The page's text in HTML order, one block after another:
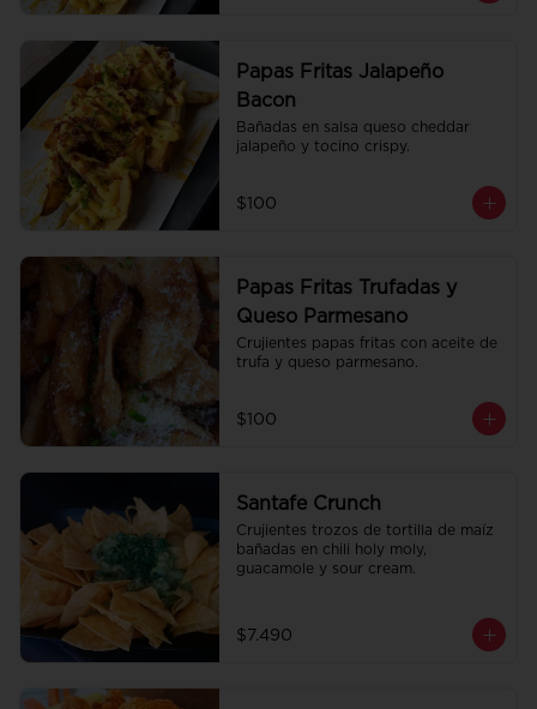
Papas Fritas Jalapeño
Bacon
Bañadas en salsa queso cheddar
jalapeño y tocino crispy.
$100
Papas Fritas Trufadas y
Queso Parmesano
Crujientes papas fritas con aceite de
trufa y queso parmesano.
$100
Santafe Crunch
Crujientes trozos de tortilla de maíz
bañadas en chili holy moly,
guacamole y sour cream.
$7.490